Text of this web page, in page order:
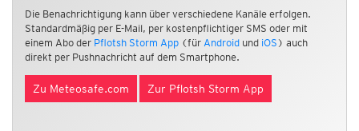
Die Benachrichtigung kann über verschiedene Kanäle erfolgen.
Standardmäßig per E-Mail, per kostenpflichtiger SMS oder mit
einem Abo der Pflotsh Storm App (für Android und iOS ) auch
direkt per Pushnachricht auf dem Smartphone.
Zu Meteosafe.com Zur Pflotsh Storm App